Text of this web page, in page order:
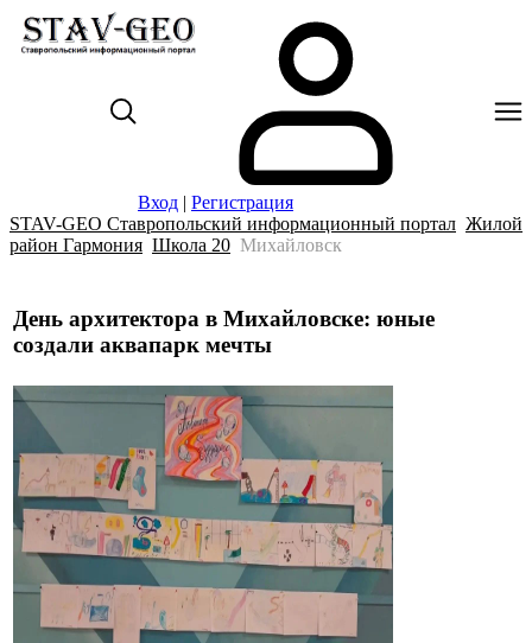
Вход | Регистрация
STAV-GEO Ставропольский информационный портал Жилой
район Гармония Школа 20 Михайловск
День архитектора в Михайловске: юные
создали аквапарк мечты